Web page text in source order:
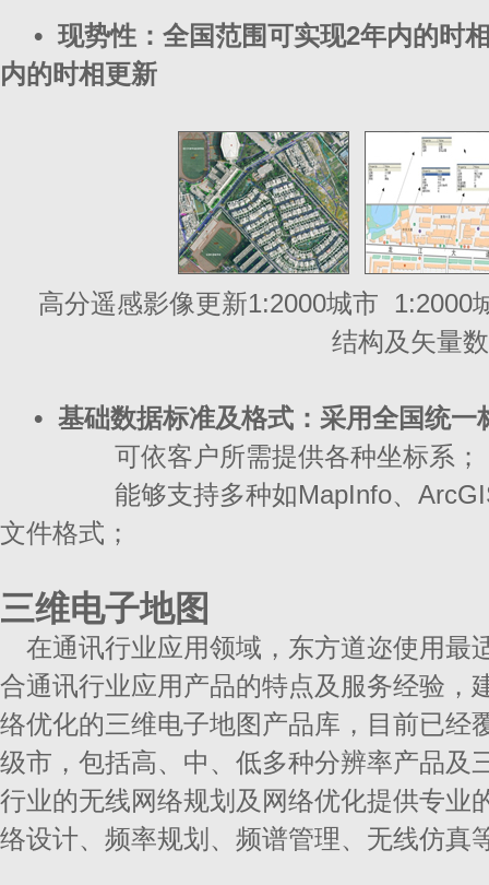
• 现势性：全国范围可实现2年内的时
内的时相更新
高分遥感影像更新1:2000城市
结构及矢量
• 基础数据标准及格式：采用全国统
可依客户所需提供各种坐标系；
能够支持多种如MapInfo、ArcGIS
文件格式；
三维电子地图
在通讯行业应用领域，东方道迩使用最
合通讯行业应用产品的特点及服务经验，
络优化的三维电子地图产品库，目前已经
级市，包括高、中、低多种分辨率产品及
行业的无线网络规划及网络优化提供专业
络设计、频率规划、频谱管理、无线仿真